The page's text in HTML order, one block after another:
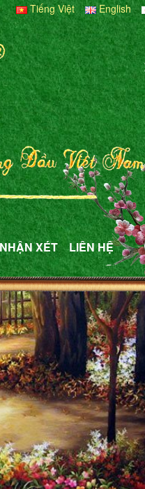
Tiếng Việt English
NHẬN XÉT LIÊN HỆ